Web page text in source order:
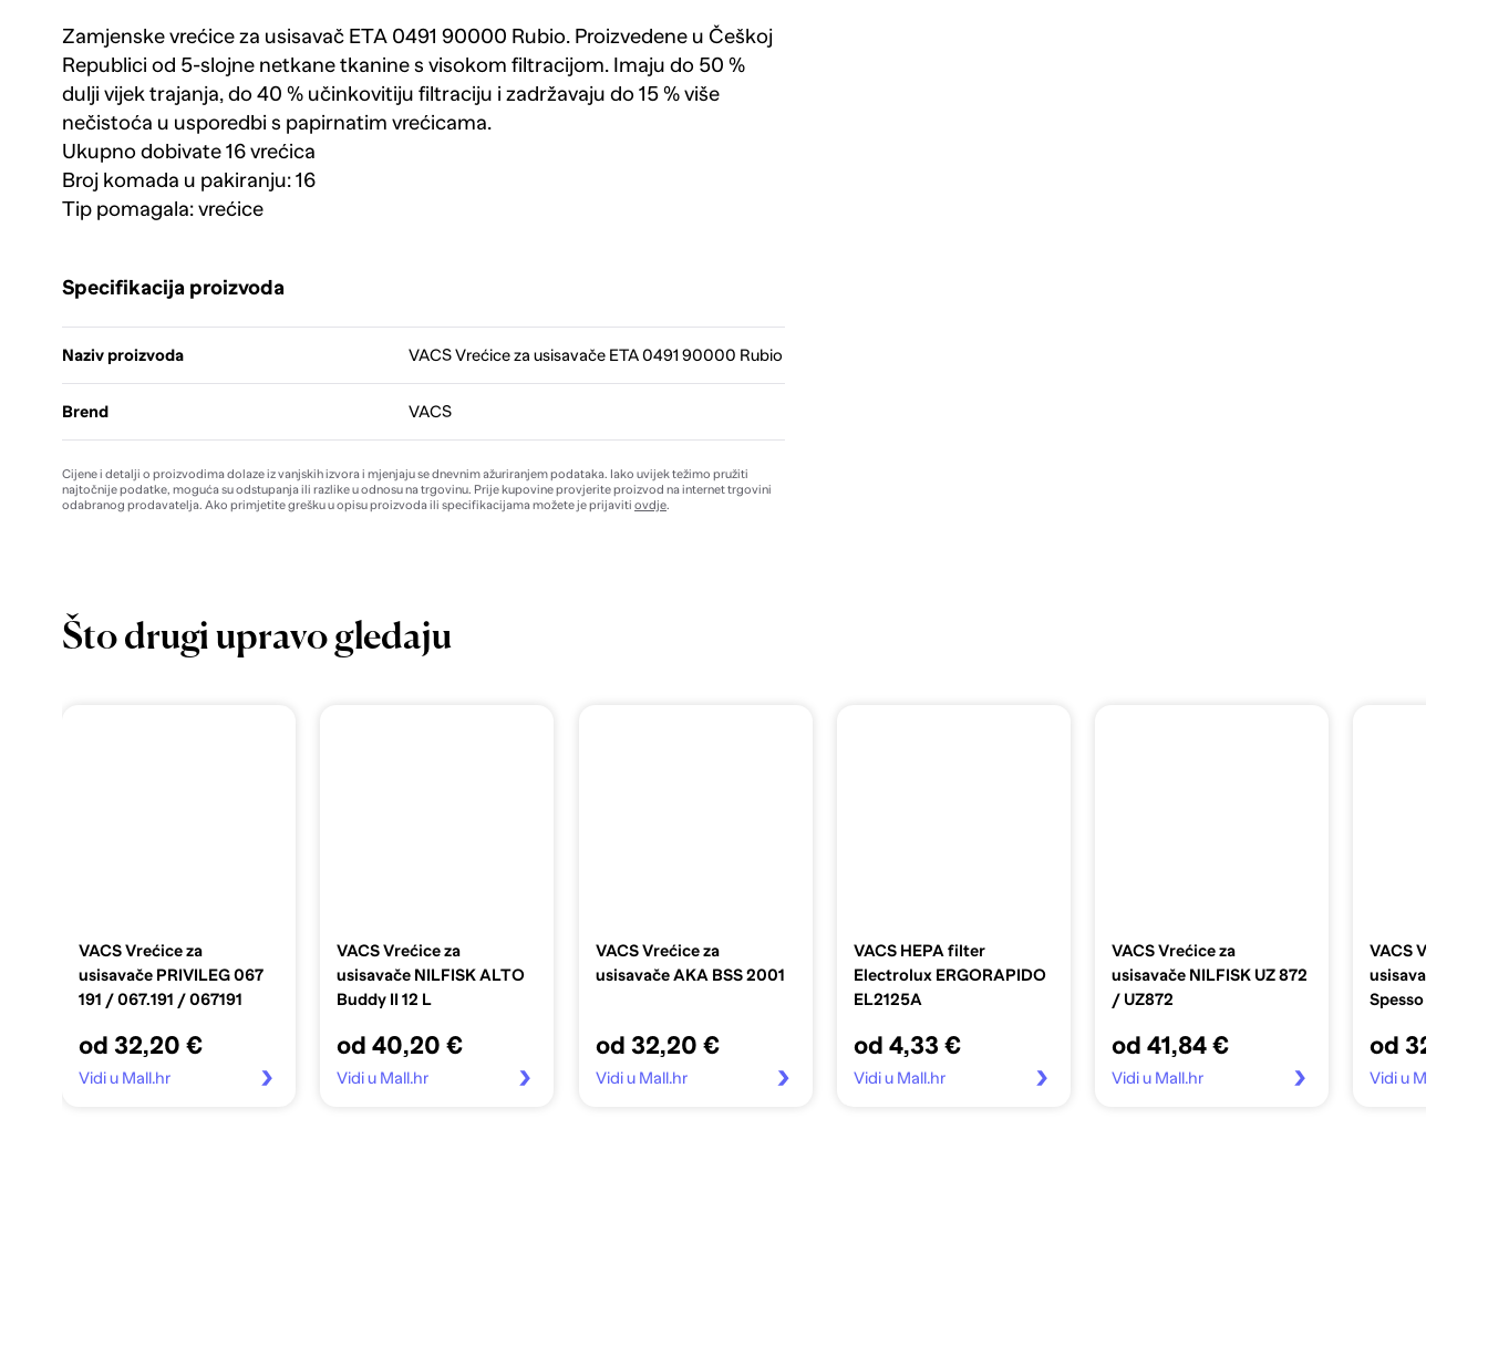
Zamjenske vrećice za usisavač ETA 0491 90000 Rubio. Proizvedene u Češkoj
Republici od 5-slojne netkane tkanine s visokom filtracijom. Imaju do 50 %
dulji vijek trajanja, do 40 % učinkovitiju filtraciju i zadržavaju do 15 % više
nečistoća u usporedbi s papirnatim vrećicama.
Ukupno dobivate 16 vrećica
Broj komada u pakiranju: 16
Tip pomagala: vrećice
Specifikacija proizvoda
Naziv proizvoda VACS Vrećice za usisavače ETA 0491 90000 Rubio
Brend VACS
Cijene i detalji o proizvodima dolaze iz vanjskih izvora i mjenjaju se dnevnim ažuriranjem podataka. Iako uvijek težimo pružiti
najtočnije podatke, moguća su odstupanja ili razlike u odnosu na trgovinu. Prije kupovine provjerite proizvod na internet trgovini
odabranog prodavatelja. Ako primjetite grešku u opisu proizvoda ili specifikacijama možete je prijaviti ovdje.
Što drugi upravo gledaju
VACS Vrećice za
usisavače PRIVILEG 067
191 / 067.191 / 067191
od 32,20 €
Vidi u Mall.hr
VACS Vrećice za
usisavače NILFISK ALTO
Buddy II 12 L
od 40,20 €
Vidi u Mall.hr
VACS Vrećice za
usisavače AKA BSS 2001
od 32,20 €
Vidi u Mall.hr
VACS HEPA filter
Electrolux ERGORAPIDO
EL2125A
od 4,33 €
Vidi u Mall.hr
VACS Vrećice za
usisavače NILFISK UZ 872
/ UZ872
od 41,84 €
Vidi u Mall.hr
VACS Vrećice
usisavače
Spesso
od 32,20
Vidi u Mall.hr